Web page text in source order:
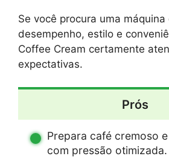
Se você procura uma
desempenho, estilo e
Coffee Cream certamente
expectativas.
Prós
Prepara café cremoso
com pressão otimizada.